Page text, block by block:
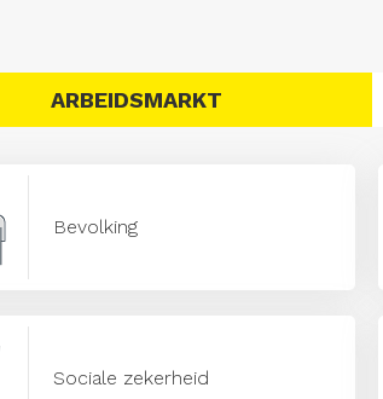
ARBEIDSMARKT
Bevolking
Sociale zekerheid